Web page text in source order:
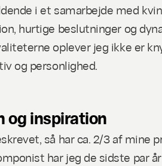
i et samarbejde med
hurtige beslutninger og
oplever jeg ikke er
og personlighed.
og inspiration
så har ca. 2/3 af
har jeg de sidste par